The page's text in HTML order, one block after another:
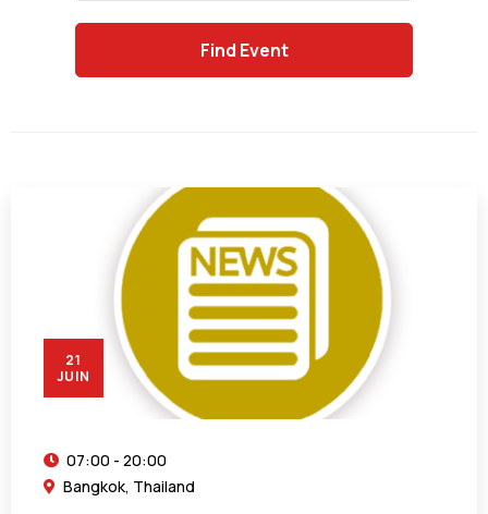
21
JUIN
07:00 - 20:00
Bangkok, Thailand